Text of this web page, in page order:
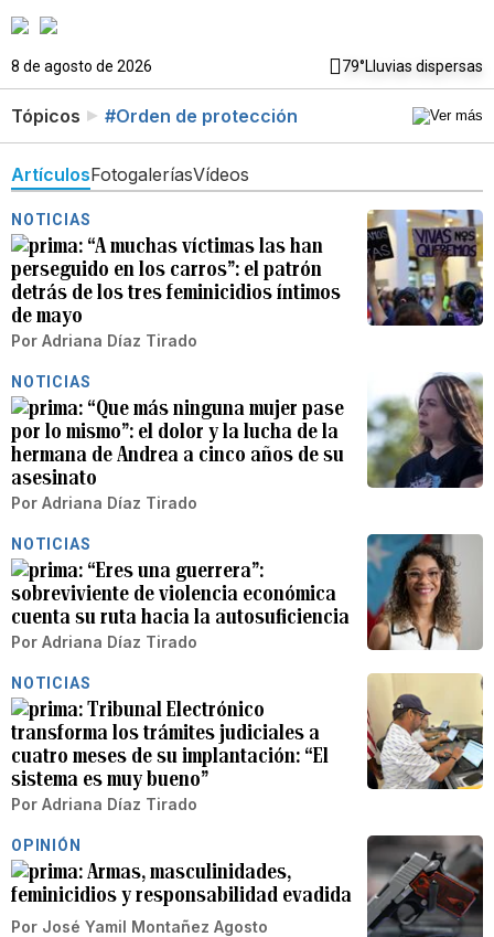
8 de agosto de 2026 79°Lluvias dispersas
Tópicos #Orden de protección
ArtículosFotogaleríasVídeos
NOTICIAS
“A muchas víctimas las han
perseguido en los carros”: el patrón
detrás de los tres feminicidios íntimos
de mayo
Por Adriana Díaz Tirado
NOTICIAS
“Que más ninguna mujer pase
por lo mismo”: el dolor y la lucha de la
hermana de Andrea a cinco años de su
asesinato
Por Adriana Díaz Tirado
NOTICIAS
“Eres una guerrera”:
sobreviviente de violencia económica
cuenta su ruta hacia la autosuficiencia
Por Adriana Díaz Tirado
NOTICIAS
Tribunal Electrónico
transforma los trámites judiciales a
cuatro meses de su implantación: “El
sistema es muy bueno”
Por Adriana Díaz Tirado
OPINIÓN
Armas, masculinidades,
feminicidios y responsabilidad evadida
Por José Yamil Montañez Agosto